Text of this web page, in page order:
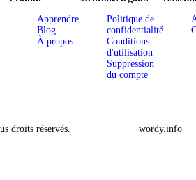
Apprendre
Blog
À propos
Politique de
confidentialité
Conditions
d'utilisation
Suppression
du compte
droits réservés. wordy.info